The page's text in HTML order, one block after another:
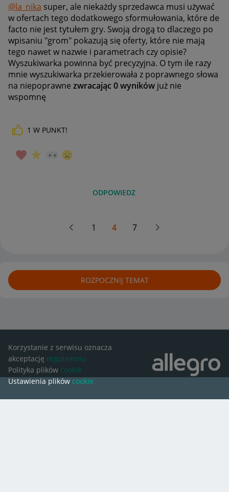
@la_nika super, ale niekażdy sprzedawca musi używać
w ofertach tego dodatkowego sformułowania, które de
facto nie jest tytułem gry. Swoją drogą to dlaczego po
wpisaniu "grom" pokazują się oferty, które nie mają
tego nawet w nazwie i parametrach czy opisie?
Wyszukiwarka powinna być precyzyjna. O tym ile razy
mnie wyszukiwarka przekierowała z poprawnego słowa
na niepoprawne zwracając 0 wyników już nie
wspomnę
1 W PUNKT!
ODPOWIEDZ
1 4 7
ROZPOCZNIJ TEMAT
Korzystanie z serwisu oznacza
akceptację regulaminu
Polityka plików cookie
Ustawienia plików cookie